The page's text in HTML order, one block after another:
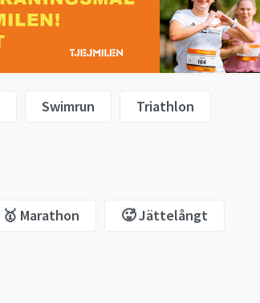
Swimrun Triathlon
🥇 Marathon 🥵 Jättelångt